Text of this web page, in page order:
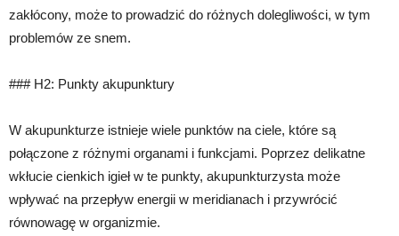
zakłócony, może to prowadzić do różnych dolegliwości, w tym
problemów ze snem.
### H2: Punkty akupunktury
W akupunkturze istnieje wiele punktów na ciele, które są
połączone z różnymi organami i funkcjami. Poprzez delikatne
wkłucie cienkich igieł w te punkty, akupunkturzysta może
wpływać na przepływ energii w meridianach i przywrócić
równowagę w organizmie.